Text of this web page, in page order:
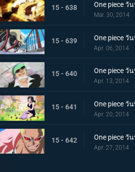
15 - 638
Mar. 30, 2014
15 - 639
Apr. 06, 2014
15 - 640
Apr. 13, 2014
15 - 641
Apr. 20, 2014
15 - 642
Apr. 27, 2014